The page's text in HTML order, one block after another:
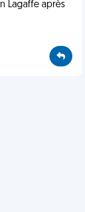
Lagaffe après